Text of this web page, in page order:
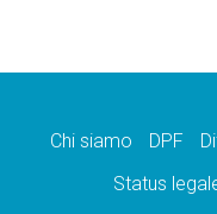
Chi siamo DPF
Status